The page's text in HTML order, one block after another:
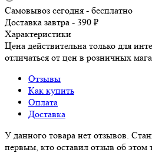
Самовывоз сегодня - бесплатно
Доставка завтра - 390 ₽
Характеристики
Цена действительна только для
отличаться от цен в розничных
Отзывы
Как купить
Оплата
Доставка
У данного товара нет отзывов.
первым, кто оставил отзыв об этом